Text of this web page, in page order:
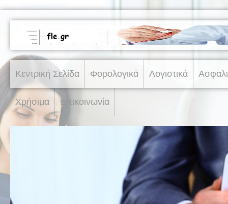
Κεντρική Σελίδα Φορολογικά Λογιστικά
Χρήσιμα Επικοινωνία